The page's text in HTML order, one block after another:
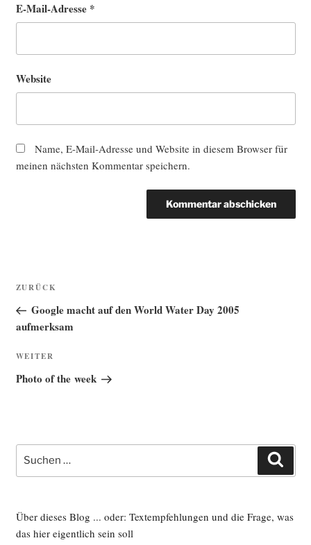
E-Mail-Adresse *
Website
Name, E-Mail-Adresse und Website in diesem Browser für
meinen nächsten Kommentar speichern.
Beitragsnavigation
Vorheriger
Beitrag
ZURÜCK
Google macht auf den World Water Day 2005
aufmerksam
Nächster
Beitrag
WEITER
Photo of the week
Suche
nach:
Über dieses Blog ... oder: Textempfehlungen und die Frage, was
das hier eigentlich sein soll